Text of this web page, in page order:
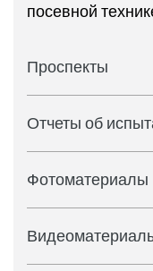
посевной
Проспекты
Отчеты об
Фотоматериалы